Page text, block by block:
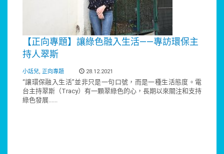
【正向專題】讓綠色融入生活——專訪環保主
持人翠斯
小話兒, 正向專題 28.12.2021
“讓環保融入生活”並非只是一句口號，而是一種生活態度。電
台主持翠斯（Tracy）有一顆翠綠色的心，長期以來關注和支持
綠色發展......